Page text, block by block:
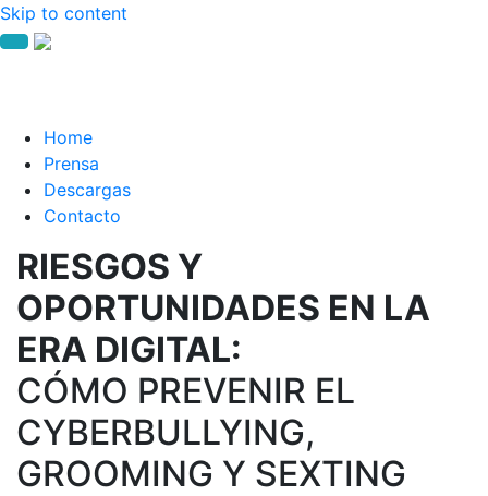
Skip to content
Home
Prensa
Descargas
Contacto
RIESGOS Y
OPORTUNIDADES EN LA
ERA DIGITAL:
CÓMO PREVENIR EL
CYBERBULLYING,
GROOMING Y SEXTING